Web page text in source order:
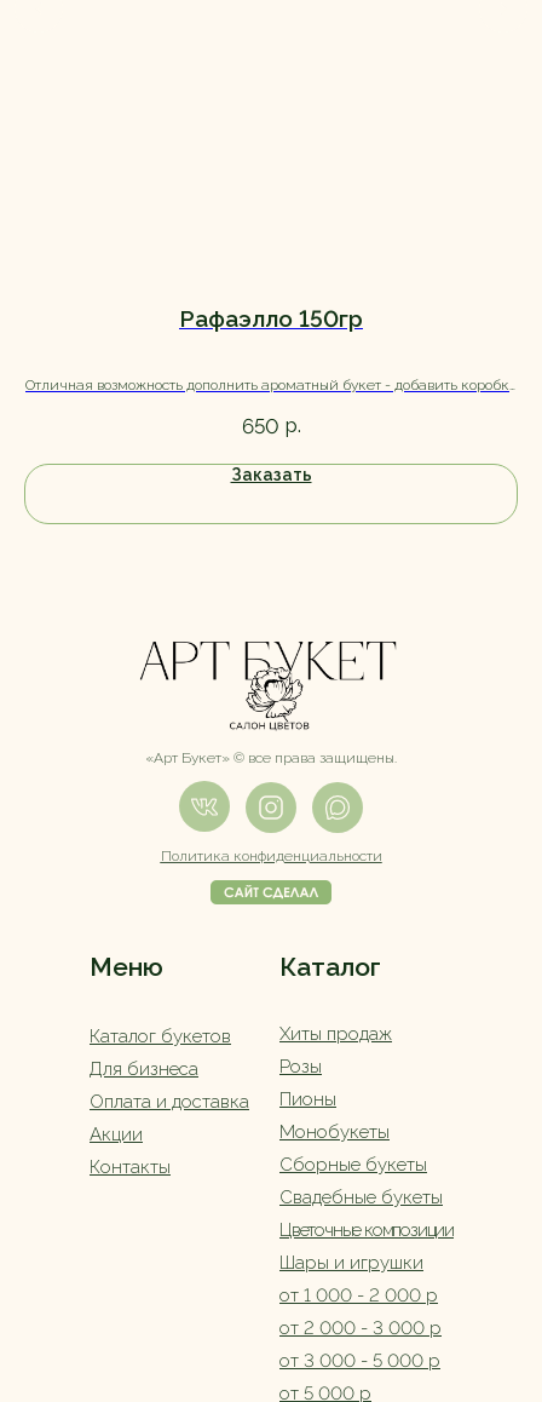
Рафаэлло 150гр
Отличная возможность дополнить ароматный букет - добавить коробку
650 р.
Заказать
Меню Каталог
Каталог букетов
Политика конфиденциальности
Оплата и доставка
Сборные букеты
Свадебные букеты
«Арт Букет» ©️ все права защищены.
Для бизнеса
Хиты продаж
Монобукеты
Цветочные композиции
Акции
от 5 000 р
Контакты
Шары и игрушки
от 1 000 - 2 000 р
от 2 000 - 3 000 р
от 3 000 - 5 000 р
Розы
Пионы